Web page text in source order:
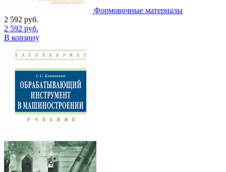
Формовочные материалы
2 592 руб.
2 592 руб.
В корзину